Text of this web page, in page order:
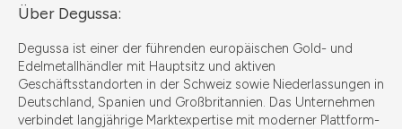
Über Degussa:
Degussa ist einer der führenden europäischen Gold- und
Edelmetallhändler mit Hauptsitz und aktiven
Geschäftsstandorten in der Schweiz sowie Niederlassungen in
Deutschland, Spanien und Großbritannien. Das Unternehmen
verbindet langjährige Marktexpertise mit moderner Plattform-